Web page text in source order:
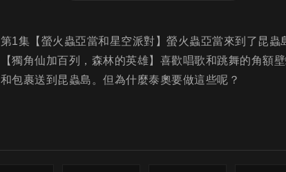
第1集【螢火蟲亞當和星空派對】螢火蟲亞當來到了昆
【獨角仙加百列，森林的英雄】喜歡唱歌和跳舞的角額
和包裹送到昆蟲島。但為什麼泰奧要做這些呢？